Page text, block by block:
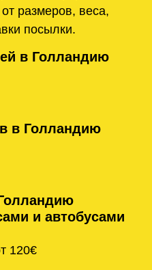
размеров, веса,
посылки.
в Голландию
в Голландию
и автобусами
120€